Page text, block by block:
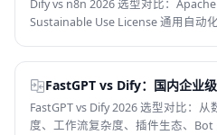
Dify vs n8n 2026 选型对比：
Sustainable Use License 通用自动
群 8 个维度判断，帮你选对 AI 工作
FastGPT vs Dify：国内企业
FastGPT vs Dify 2026 选型对比：
度、工作流复杂度、插件生态、Bot